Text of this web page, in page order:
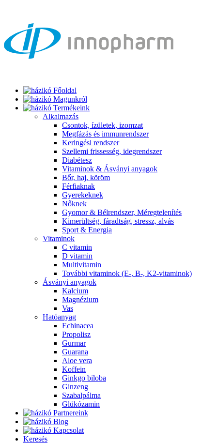
Főoldal
Magunkról
Termékeink
Alkalmazás
Csontok, ízületek, izomzat
Megfázás és immunrendszer
Keringési rendszer
Szellemi frissesség, idegrendszer
Diabétesz
Vitaminok & Ásványi anyagok
Bőr, haj, köröm
Férfiaknak
Gyerekeknek
Nőknek
Gyomor & Bélrendszer, Méregtelenítés
Kimerültség, fáradtság, stressz, alvás
Sport & Energia
Vitaminok
C vitamin
D vitamin
Multivitamin
További vitaminok (E-, B-, K2-vitaminok)
Ásványi anyagok
Kalcium
Magnézium
Vas
Hatóanyag
Echinacea
Propolisz
Gurmar
Guarana
Aloe vera
Koffein
Ginkgo biloba
Ginzeng
Szabalpálma
Glükózamin
Partnereink
Blog
Kapcsolat
Keresés